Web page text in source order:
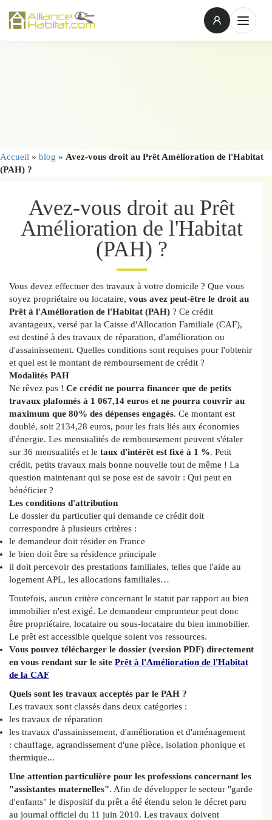
Accueil » blog » Avez-vous droit au Prêt Amélioration de l'Habitat
(PAH) ?
Avez-vous droit au Prêt
Amélioration de l'Habitat
(PAH) ?
Vous devez effectuer des travaux à votre domicile ? Que vous
soyez propriétaire ou locataire, vous avez peut-être le droit au
Prêt à l'Amélioration de l'Habitat (PAH) ? Ce crédit
avantageux, versé par la Caisse d'Allocation Familiale (CAF),
est destiné à des travaux de réparation, d'amélioration ou
d'assainissement. Quelles conditions sont requises pour l'obtenir
et quel est le montant de remboursement de crédit ?
Modalités PAH
Ne rêvez pas ! Ce crédit ne pourra financer que de petits
travaux plafonnés à 1 067,14 euros et ne pourra couvrir au
maximum que 80% des dépenses engagés. Ce montant est
doublé, soit 2134,28 euros, pour les frais liés aux économies
d'énergie. Les mensualités de remboursement peuvent s'étaler
sur 36 mensualités et le taux d'intérêt est fixé à 1 %. Petit
crédit, petits travaux mais bonne nouvelle tout de même ! La
question maintenant qui se pose est de savoir : Qui peut en
bénéficier ?
Les conditions d'attribution
Le dossier du particulier qui demande ce crédit doit
correspondre à plusieurs critères :
le demandeur doit résider en France
le bien doit être sa résidence principale
il doit percevoir des prestations familiales, telles que l'aide au
logement APL, les allocations familiales…
Toutefois, aucun critère concernant le statut par rapport au bien
immobilier n'est exigé. Le demandeur emprunteur peut donc
être propriétaire, locataire ou sous-locataire du bien immobilier.
Le prêt est accessible quelque soient vos ressources.
Vous pouvez télécharger le dossier (version PDF) directement
en vous rendant sur le site Prêt à l'Amélioration de l'Habitat
de la CAF
Quels sont les travaux acceptés par le PAH ?
Les travaux sont classés dans deux catégories :
les travaux de réparation
les travaux d'assainissement, d'amélioration et d'aménagement
: chauffage, agrandissement d'une pièce, isolation phonique et
thermique...
Une attention particulière pour les professions concernant les
"assistantes maternelles". Afin de développer le secteur "garde
d'enfants" le dispositif du prêt a été étendu selon le décret paru
au journal officiel du 11 juin 2010. Les travaux doivent